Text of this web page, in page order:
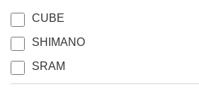
CUBE
SHIMANO
SRAM